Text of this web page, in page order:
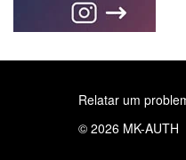
Relatar um
© 2026 MK-AUTH